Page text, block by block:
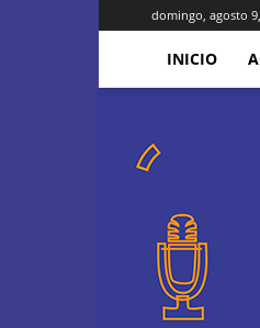
domingo, agosto
INICIO